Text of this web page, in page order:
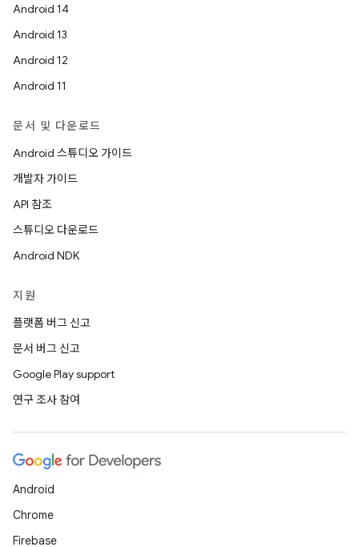
Android 14
Android 13
Android 12
Android 11
문서 및 다운로드
Android 스튜디오 가이드
개발자 가이드
API 참조
스튜디오 다운로드
Android NDK
지원
플랫폼 버그 신고
문서 버그 신고
Google Play support
연구 조사 참여
Android
Chrome
Firebase